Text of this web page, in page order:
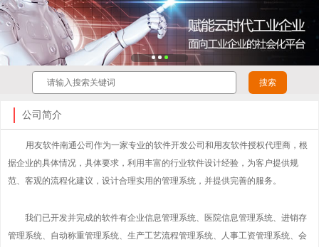
公司简介
用友软件南通公司作为一家专业的软件开发公司和用友软件授权代理商，根
据企业的具体情况，具体要求，利用丰富的行业软件设计经验，为客户提供规
范、客观的流程化建议，设计合理实用的管理系统，并提供完善的服务。
我们已开发并完成的软件有企业信息管理系统、医院信息管理系统、进销存
管理系统、自动称重管理系统、生产工艺流程管理系统、人事工资管理系统、会